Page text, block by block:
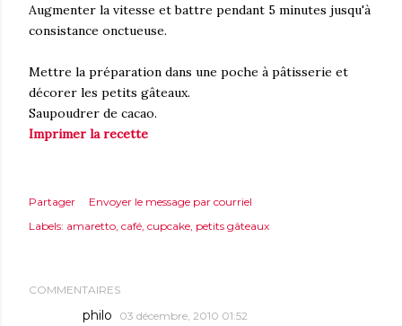
Augmenter la vitesse et battre pendant 5 minutes jusqu'à
consistance onctueuse.
Mettre la préparation dans une poche à pâtisserie et
décorer les petits gâteaux.
Saupoudrer de cacao.
Imprimer la recette
Partager
Envoyer le message par courriel
Labels: amaretto café cupcake petits gâteaux
COMMENTAIRES
philo 03 décembre, 2010 01:52